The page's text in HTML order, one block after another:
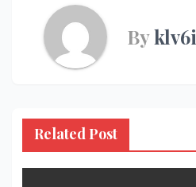
Byklv6i
Related Post